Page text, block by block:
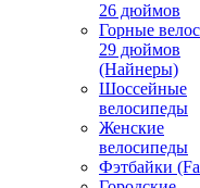
26 дюймов
Горные
29 дюймов
(Найнеры)
Шоссейные
велосипеды
Женские
велосипеды
Фэтбайки